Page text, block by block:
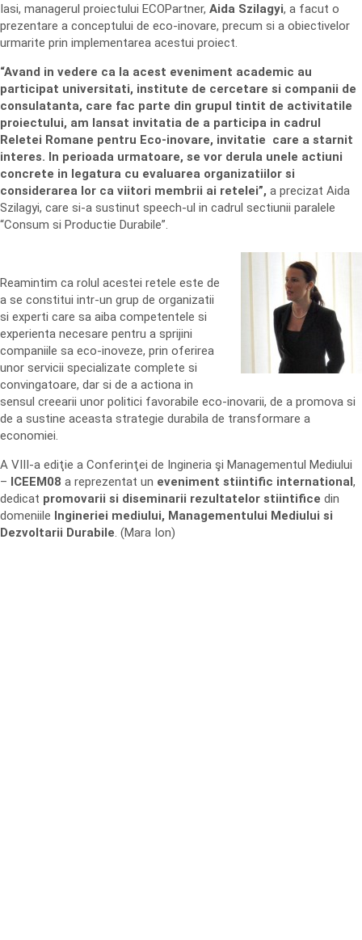
Iasi, managerul proiectului ECOPartner, Aida Szilagyi, a facut o
prezentare a conceptului de eco-inovare, precum si a obiectivelor
urmarite prin implementarea acestui proiect.
“Avand in vedere ca la acest eveniment academic au
participat universitati, institute de cercetare si companii de
consulatanta, care fac parte din grupul tintit de activitatile
proiectului, am lansat invitatia de a participa in cadrul
Reletei Romane pentru Eco-inovare, invitatie care a starnit
interes. In perioada urmatoare, se vor derula unele actiuni
concrete in legatura cu evaluarea organizatiilor si
considerarea lor ca viitori membrii ai retelei”, a precizat Aida
Szilagyi, care si-a sustinut speech-ul in cadrul sectiunii paralele
“Consum si Productie Durabile”.
Reamintim ca rolul acestei retele este de
a se constitui intr-un grup de organizatii
si experti care sa aiba competentele si
experienta necesare pentru a sprijini
companiile sa eco-inoveze, prin oferirea
unor servicii specializate complete si
convingatoare, dar si de a actiona in
sensul creearii unor politici favorabile eco-inovarii, de a promova si
de a sustine aceasta strategie durabila de transformare a
economiei.
A VIII-a ediţie a Conferinţei de Ingineria şi Managementul Mediului
– ICEEM08 a reprezentat un eveniment stiintific international,
dedicat promovarii si diseminarii rezultatelor stiintifice din
domeniile Ingineriei mediului, Managementului Mediului si
Dezvoltarii Durabile. (Mara Ion)